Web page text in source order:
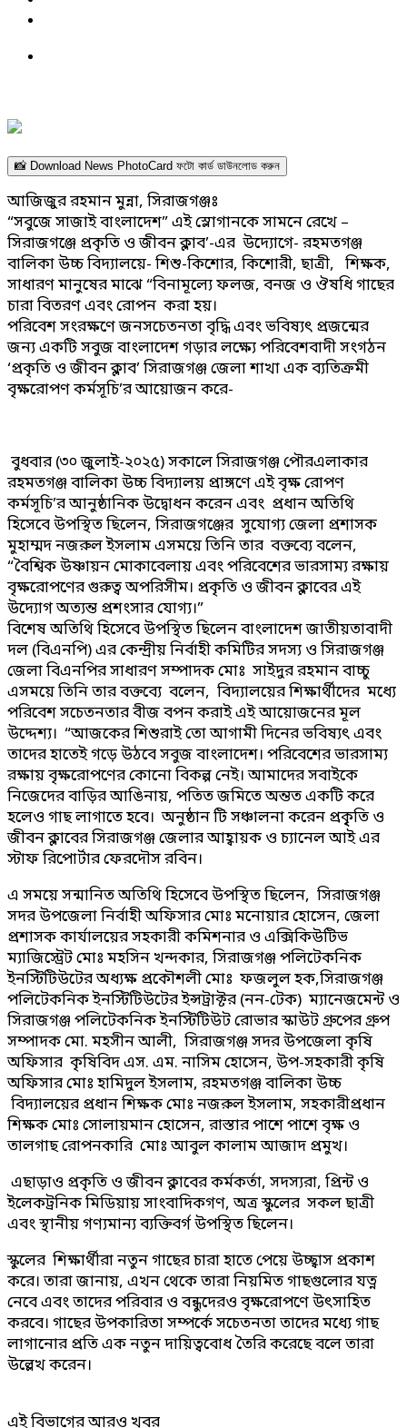
📸 Download News PhotoCard ফটো কার্ড ডাউনলোড করুন
আজিজুর রহমান মুন্না, সিরাজগঞ্জঃ
“সবুজে সাজাই বাংলাদেশ” এই স্লোগানকে সামনে রেখে –
সিরাজগঞ্জে প্রকৃতি ও জীবন ক্লাব’-এর উদ্যোগে- রহমতগঞ্জ
বালিকা উচ্চ বিদ্যালয়ে- শিশু-কিশোর, কিশোরী, ছাত্রী, শিক্ষক,
সাধারণ মানুষের মাঝে “বিনামূল্যে ফলজ, বনজ ও ঔষধি গাছের
চারা বিতরণ এবং রোপন করা হয়।
পরিবেশ সংরক্ষণে জনসচেতনতা বৃদ্ধি এবং ভবিষ্যৎ প্রজন্মের
জন্য একটি সবুজ বাংলাদেশ গড়ার লক্ষ্যে পরিবেশবাদী সংগঠন
‘প্রকৃতি ও জীবন ক্লাব’ সিরাজগঞ্জ জেলা শাখা এক ব্যতিক্রমী
বৃক্ষরোপণ কর্মসূচি’র আয়োজন করে-
বুধবার (৩০ জুলাই-২০২৫) সকালে সিরাজগঞ্জ পৌরএলাকার
রহমতগঞ্জ বালিকা উচ্চ বিদ্যালয় প্রাঙ্গণে এই বৃক্ষ রোপণ
কর্মসূচি’র আনুষ্ঠানিক উদ্বোধন করেন এবং প্রধান অতিথি
হিসেবে উপস্থিত ছিলেন, সিরাজগঞ্জের সুযোগ্য জেলা প্রশাসক
মুহাম্মদ নজরুল ইসলাম এসময়ে তিনি তার বক্তব্যে বলেন,
“বৈশ্বিক উষ্ণায়ন মোকাবেলায় এবং পরিবেশের ভারসাম্য রক্ষায়
বৃক্ষরোপণের গুরুত্ব অপরিসীম। প্রকৃতি ও জীবন ক্লাবের এই
উদ্যোগ অত্যন্ত প্রশংসার যোগ্য।”
বিশেষ অতিথি হিসেবে উপস্থিত ছিলেন বাংলাদেশ জাতীয়তাবাদী
দল (বিএনপি) এর কেন্দ্রীয় নির্বাহী কমিটির সদস্য ও সিরাজগঞ্জ
জেলা বিএনপির সাধারণ সম্পাদক মোঃ সাইদুর রহমান বাচ্চু
এসময়ে তিনি তার বক্তব্যে বলেন, বিদ্যালয়ের শিক্ষার্থীদের মধ্যে
পরিবেশ সচেতনতার বীজ বপন করাই এই আয়োজনের মূল
উদ্দেশ্য। “আজকের শিশুরাই তো আগামী দিনের ভবিষ্যৎ এবং
তাদের হাতেই গড়ে উঠবে সবুজ বাংলাদেশ। পরিবেশের ভারসাম্য
রক্ষায় বৃক্ষরোপণের কোনো বিকল্প নেই। আমাদের সবাইকে
নিজেদের বাড়ির আঙিনায়, পতিত জমিতে অন্তত একটি করে
হলেও গাছ লাগাতে হবে। অনুষ্ঠান টি সঞ্চালনা করেন প্রকৃৃৃতি ও
জীবন ক্লাবের সিরাজগঞ্জ জেলার আহ্বায়ক ও চ্যানেল আই এর
স্টাফ রিপোর্টার ফেরদৌস রবিন।
এ সময়ে সন্মানিত অতিথি হিসেবে উপস্থিত ছিলেন, সিরাজগঞ্জ
সদর উপজেলা নির্বাহী অফিসার মোঃ মনোয়ার হোসেন, জেলা
প্রশাসক কার্যালয়ের সহকারী কমিশনার ও এক্সিকিউটিভ
ম্যাজিস্ট্রেট মোঃ মহসিন খন্দকার, সিরাজগঞ্জ পলিটেকনিক
ইনস্টিটিউটের অধ্যক্ষ প্রকৌশলী মোঃ ফজলুল হক,সিরাজগঞ্জ
পলিটেকনিক ইনস্টিটিউটের ইন্সট্রাক্টর (নন-টেক) ম্যানেজমেন্ট ও
সিরাজগঞ্জ পলিটেকনিক ইনস্টিটিউট রোভার স্কাউট গ্রুপের গ্রুপ
সম্পাদক মো. মহসীন আলী, সিরাজগঞ্জ সদর উপজেলা কৃষি
অফিসার কৃষিবিদ এস. এম. নাসিম হোসেন, উপ-সহকারী কৃষি
অফিসার মোঃ হামিদুল ইসলাম, রহমতগঞ্জ বালিকা উচ্চ
বিদ্যালয়ের প্রধান শিক্ষক মোঃ নজরুল ইসলাম, সহকারীপ্রধান
শিক্ষক মোঃ সোলায়মান হোসেন, রাস্তার পাশে পাশে বৃক্ষ ও
তালগাছ রোপনকারি মোঃ আবুল কালাম আজাদ প্রমুখ।
এছাড়াও প্রকৃতি ও জীবন ক্লাবের কর্মকর্তা, সদস্যরা, প্রিন্ট ও
ইলেকট্রনিক মিডিয়ায় সাংবাদিকগণ, অত্র স্কুলের সকল ছাত্রী
এবং স্থানীয় গণ্যমান্য ব্যক্তিবর্গ উপস্থিত ছিলেন।
স্কুলের শিক্ষার্থীরা নতুন গাছের চারা হাতে পেয়ে উচ্ছ্বাস প্রকাশ
করে। তারা জানায়, এখন থেকে তারা নিয়মিত গাছগুলোর যত্ন
নেবে এবং তাদের পরিবার ও বন্ধুদেরও বৃক্ষরোপণে উৎসাহিত
করবে। গাছের উপকারিতা সম্পর্কে সচেতনতা তাদের মধ্যে গাছ
লাগানোর প্রতি এক নতুন দায়িত্ববোধ তৈরি করেছে বলে তারা
উল্লেখ করেন।
এই বিভাগের আরও খবর